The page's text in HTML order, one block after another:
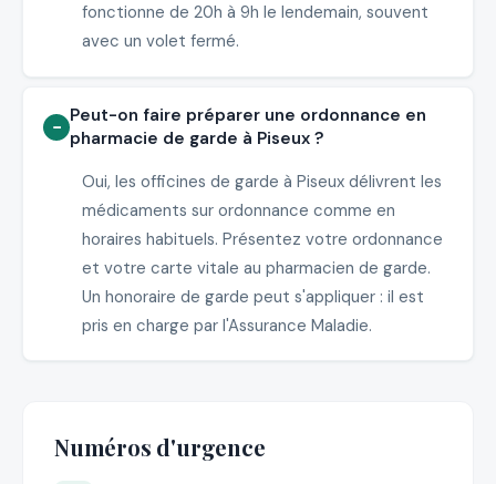
fonctionne de 20h à 9h le lendemain, souvent
avec un volet fermé.
Peut-on faire préparer une ordonnance en
pharmacie de garde à Piseux ?
Oui, les officines de garde à Piseux délivrent les
médicaments sur ordonnance comme en
horaires habituels. Présentez votre ordonnance
et votre carte vitale au pharmacien de garde.
Un honoraire de garde peut s'appliquer : il est
pris en charge par l'Assurance Maladie.
Numéros d'urgence